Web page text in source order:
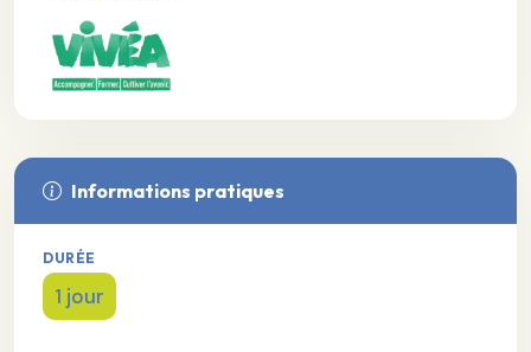
Informations pratiques
DURÉE
1 jour